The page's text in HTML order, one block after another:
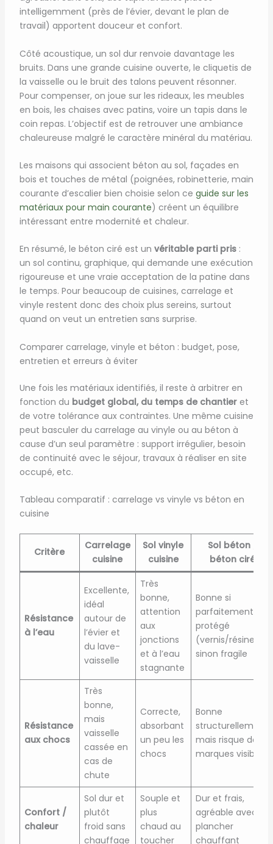
intelligemment (près de l’évier, devant le plan de
travail) apportent douceur et confort.
Côté acoustique, un sol dur renvoie davantage les
bruits. Dans une grande cuisine ouverte, le cliquetis de
la vaisselle ou le bruit des talons peuvent résonner.
Pour compenser, on joue sur les rideaux, les meubles
en bois, les chaises avec patins, voire un tapis dans le
coin repas. L’objectif est de retrouver une ambiance
chaleureuse malgré le caractère minéral du matériau.
Les maisons qui associent béton au sol, façades en
bois et touches de métal (poignées, robinetterie, main
courante d’escalier bien choisie selon ce guide sur les
matériaux pour main courante) créent un équilibre
intéressant entre modernité et chaleur.
En résumé, le béton ciré est un véritable parti pris:
un sol continu, graphique, qui demande une exécution
rigoureuse et une vraie acceptation de la patine dans
le temps. Pour beaucoup de cuisines, carrelage et
vinyle restent donc des choix plus sereins, surtout
quand on veut un entretien sans surprise.
Comparer carrelage, vinyle et béton : budget, pose,
entretien et erreurs à éviter
Une fois les matériaux identifiés, il reste à arbitrer en
fonction du budget global, du temps de chantieret
de votre tolérance aux contraintes. Une même cuisine
peut basculer du carrelage au vinyle ou au béton à
cause d’un seul paramètre : support irrégulier, besoin
de continuité avec le séjour, travaux à réaliser en site
occupé, etc.
Tableau comparatif : carrelage vs vinyle vs béton en
cuisine
Critère
Carrelage
cuisine
Sol vinyle
cuisine
Sol béton /
béton ciré
Résistance
à l’eau
Excellente,
idéal
autour de
l’évier et
du lave-
vaisselle
Très
bonne,
attention
aux
jonctions
et à l’eau
stagnante
Bonne si
parfaitement
protégé
(vernis/résine),
sinon fragile
Résistance
aux chocs
Très
bonne,
mais
vaisselle
cassée en
cas de
chute
Correcte,
absorbant
un peu les
chocs
Bonne
structurellement,
mais risque de
marques visibles
Confort /
chaleur
Sol dur et
plutôt
froid sans
chauffage
Souple et
plus
chaud au
toucher
Dur et frais,
agréable avec
plancher
chauffant